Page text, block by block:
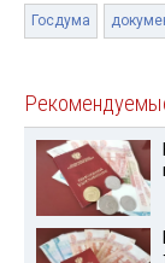
Госдума